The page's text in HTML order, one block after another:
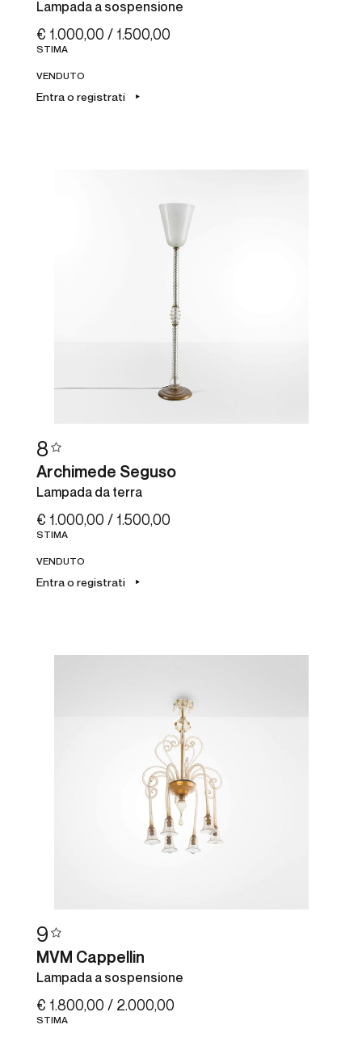
Lampada a sospensione
€ 1.000,00 / 1.500,00
STIMA
VENDUTO
Entra o registrati
8
Archimede Seguso
Lampada da terra
€ 1.000,00 / 1.500,00
STIMA
VENDUTO
Entra o registrati
9
MVM Cappellin
Lampada a sospensione
€ 1.800,00 / 2.000,00
STIMA